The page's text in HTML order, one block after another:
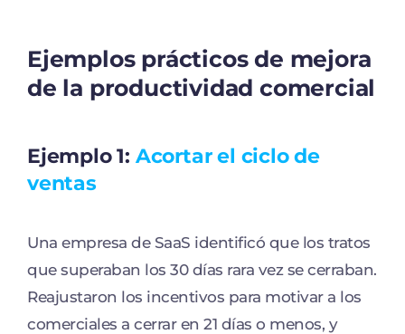
Ejemplos prácticos de mejora
de la productividad comercial
Ejemplo 1: Acortar el ciclo de
ventas
Una empresa de SaaS identificó que los tratos
que superaban los 30 días rara vez se cerraban.
Reajustaron los incentivos para motivar a los
comerciales a cerrar en 21 días o menos, y